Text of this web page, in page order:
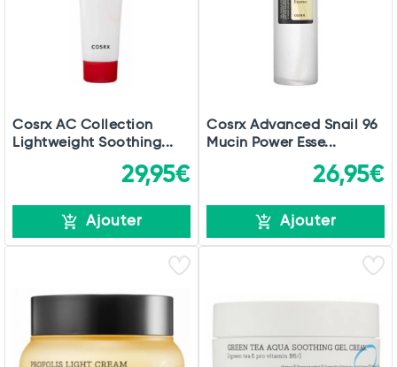
Cosrx AC Collection
Lightweight Soothing...
29,95€
Ajouter
Cosrx Advanced Snail 96
Mucin Power Esse...
26,95€
Ajouter